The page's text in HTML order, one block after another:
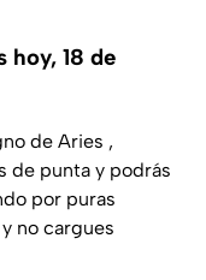
hoy, 18 de
de Aries ,
de punta y podrás
por puras
no cargues